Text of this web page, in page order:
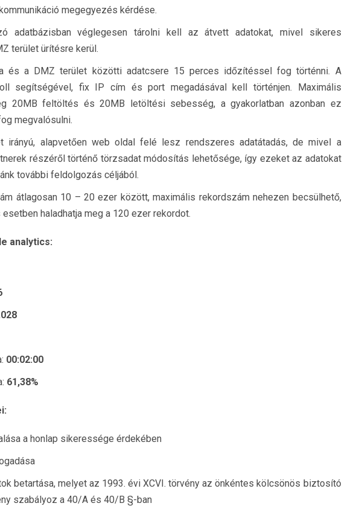
megegyezés kérdése.
adatbázisban véglegesen tárolni kell az átvett adatokat, mivel sikeres
terület ürítésre kerül.
és a DMZ terület közötti adatcsere 15 perces időzítéssel fog történni. A
segítségével, fix IP cím és port megadásával kell történjen. Maximális
20MB feltöltés és 20MB letöltési sebesség, a gyakorlatban azonban ez
megvalósulni.
irányú, alapvetően web oldal felé lesz rendszeres adatátadás, de mivel a
részéről történő törzsadat módosítás lehetősége, így ezeket az adatokat
további feldolgozás céljából.
átlagosan 10 – 20 ezer között, maximális rekordszám nehezen becsülhető,
haladhatja meg a 120 ezer rekordot.
analytics:
00:02:00
61,38%
a honlap sikeressége érdekében
betartása, melyet az 1993. évi XCVI. törvény az önkéntes kölcsönös biztosító
szabályoz a 40/A és 40/B §-ban